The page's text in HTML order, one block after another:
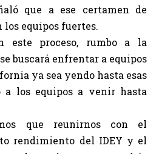
que a ese certamen de
equipos fuertes.
este proceso, rumbo a la
buscará enfrentar a equipos
ya sea yendo hasta esas
los equipos a venir hasta
que reunirnos con el
rendimiento del IDEY y el